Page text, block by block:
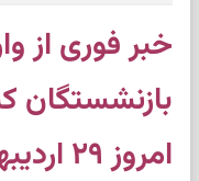
خبر فوری از
بازنشستگان
امروز ۲۹ اردیبهشت در ۱۰ نوبت